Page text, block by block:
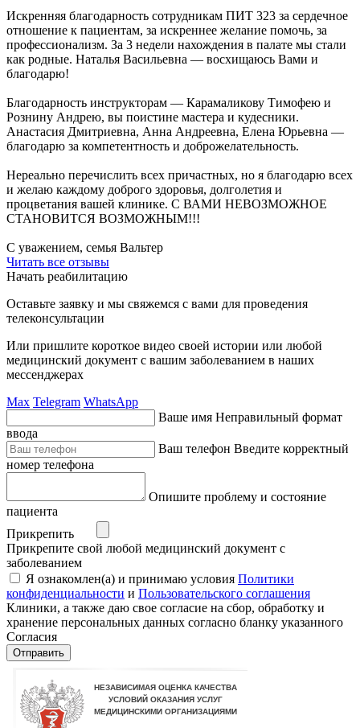
Искренняя благодарность сотрудникам ПИТ 323 за сердечное
отношение к пациентам, за искреннее желание помочь, за
профессионализм. За 3 недели нахождения в палате мы стали
как родные. Наталья Васильевна — восхищаюсь Вами и
благодарю!
Благодарность инструкторам — Карамаликову Тимофею и
Рознину Андрею, вы поистине мастера и кудесники.
Анастасия Дмитриевна, Анна Андреевна, Елена Юрьевна —
благодарю за компетентность и доброжелательность.
Нереально перечислить всех причастных, но я благодарю всех
и желаю каждому доброго здоровья, долголетия и
процветания вашей клинике. С ВАМИ НЕВОЗМОЖНОЕ
СТАНОВИТСЯ ВОЗМОЖНЫМ!!!
С уважением, семья Вальтер
Читать все отзывы
Начать реабилитацию
Оставьте заявку и мы свяжемся с вами для проведения
телеконсультации
Или пришлите короткое видео своей истории или любой
медицинский документ с вашим заболеванием в наших
мессенджерах
Max Telegram WhatsApp
Ваше имя Неправильный формат
ввода
Ваш телефон Введите корректный
номер телефона
Опишите проблему и состояние
пациента
Прикрепить
Прикрепите свой любой медицинский документ с
заболеванием
Я ознакомлен(а) и принимаю условия Политики
конфиденциальности и Пользовательского соглашения
Клиники, а также даю свое согласие на сбор, обработку и
хранение персональных данных согласно бланку указанного
Согласия
Отправить